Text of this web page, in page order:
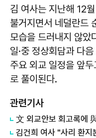
김 여사는 지난해 12
불거지면서 네덜란드
모습을 드러내지 않았
일·중 정상회담과 다
주요 외교 일정을 앞
로 풀이된다.
관련기사
文 외교안보 회고록에
김건희 여사 "사리 환